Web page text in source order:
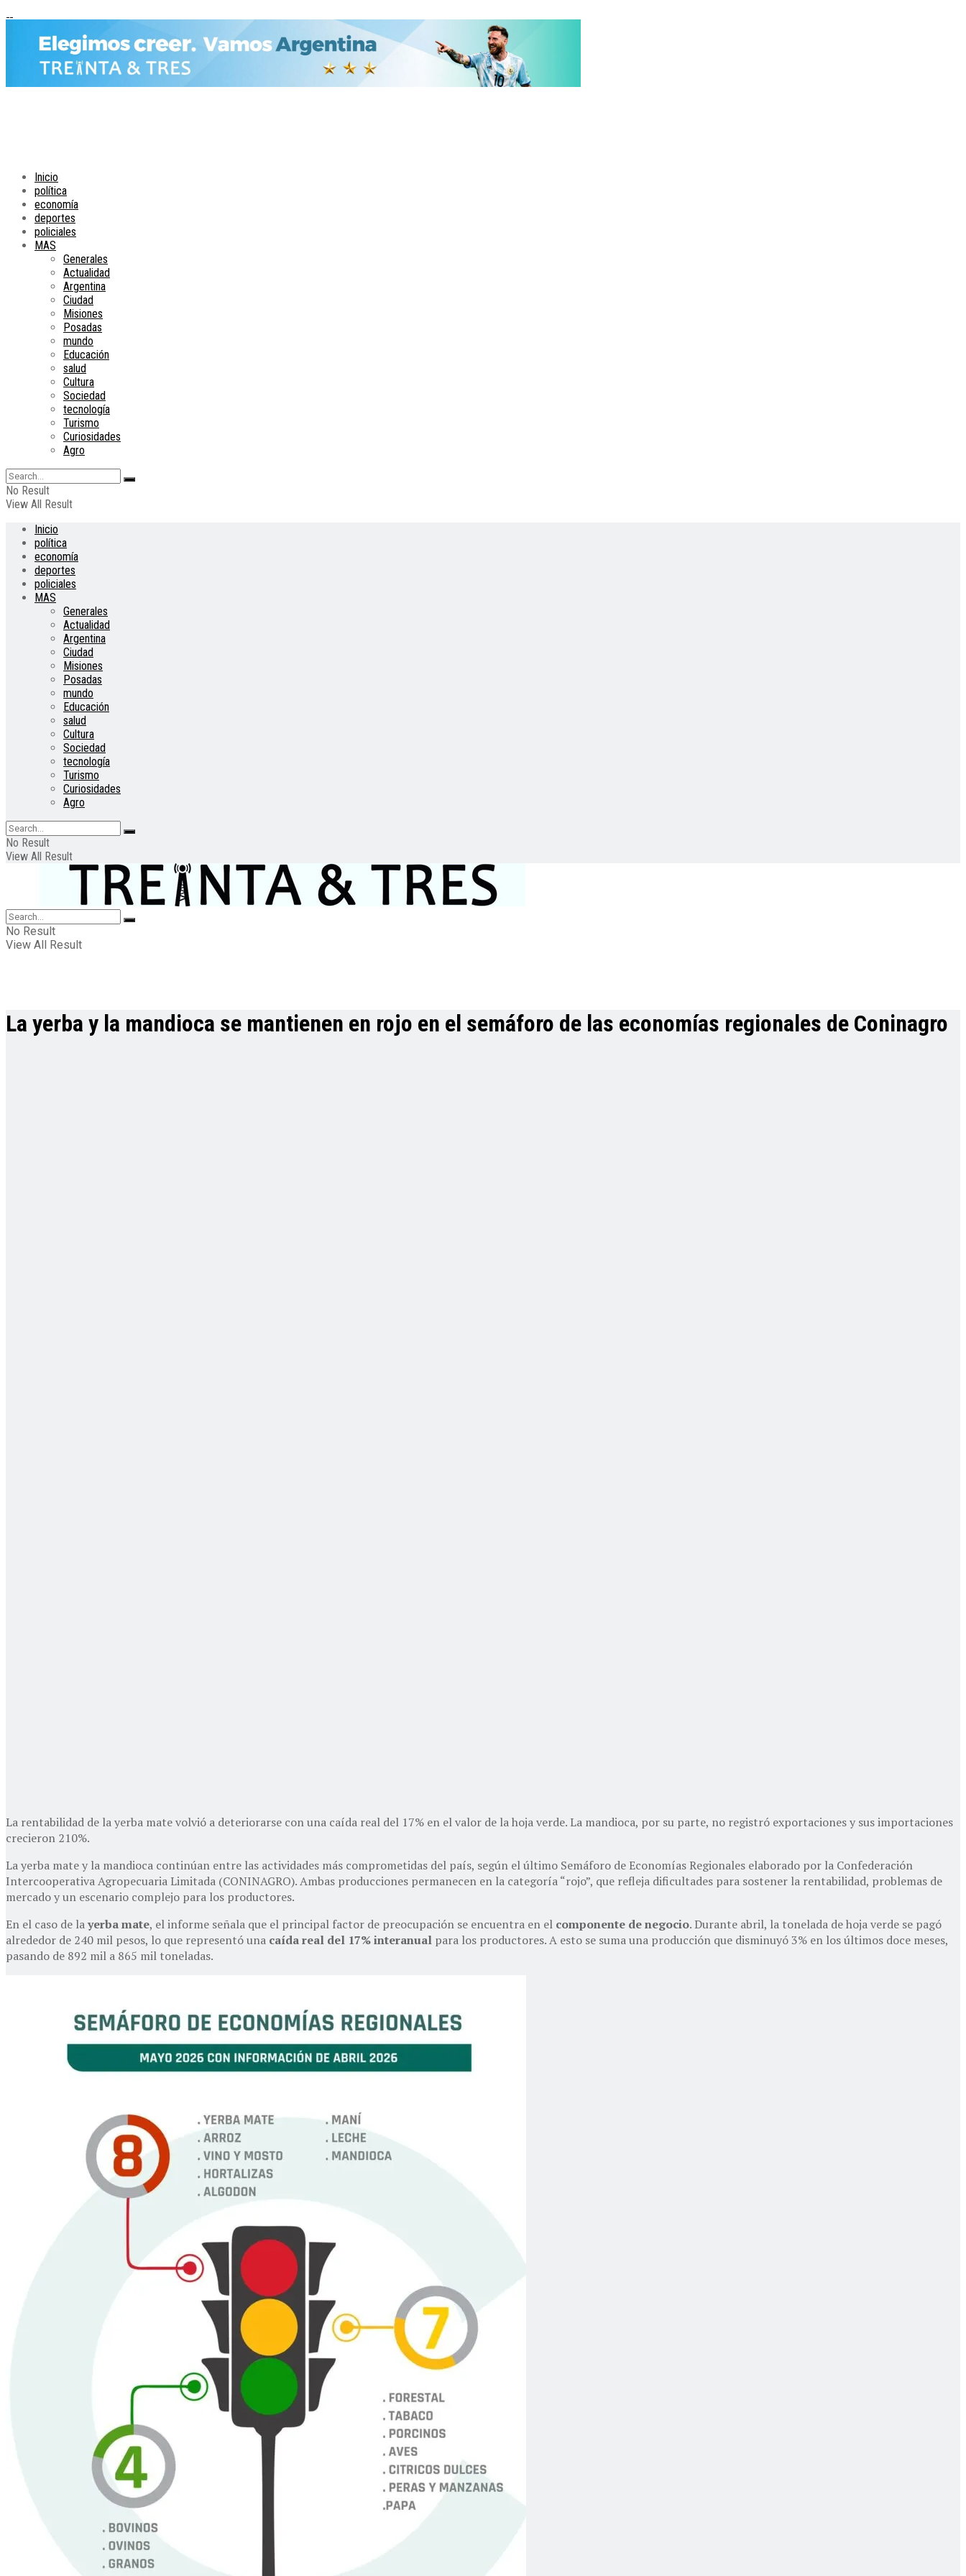
Inicio
política
economía
deportes
policiales
MAS
Generales
Actualidad
Argentina
Ciudad
Misiones
Posadas
mundo
Educación
salud
Cultura
Sociedad
tecnología
Turismo
Curiosidades
Agro
No Result
View All Result
Inicio
política
economía
deportes
policiales
MAS
Generales
Actualidad
Argentina
Ciudad
Misiones
Posadas
mundo
Educación
salud
Cultura
Sociedad
tecnología
Turismo
Curiosidades
Agro
No Result
View All Result
No Result
View All Result
La yerba y la mandioca se mantienen en rojo en el semáforo de las economías regionales de Coninagro
La rentabilidad de la yerba mate volvió a deteriorarse con una caída real del 17% en el valor de la hoja verde. La mandioca, por su parte, no registró exportaciones y sus importaciones
crecieron 210%.
La yerba mate y la mandioca continúan entre las actividades más comprometidas del país, según el último Semáforo de Economías Regionales elaborado por la Confederación
Intercooperativa Agropecuaria Limitada (CONINAGRO). Ambas producciones permanecen en la categoría “rojo”, que refleja dificultades para sostener la rentabilidad, problemas de
mercado y un escenario complejo para los productores.
En el caso de layerba mate, el informe señala que el principal factor de preocupación se encuentra en el componente de negocio. Durante abril, la tonelada de hoja verde se pagó
alrededor de 240 mil pesos, lo que representó una caída real del 17% interanual para los productores. A esto se suma una producción que disminuyó 3% en los últimos doce meses,
pasando de 892 mil a 865 mil toneladas.